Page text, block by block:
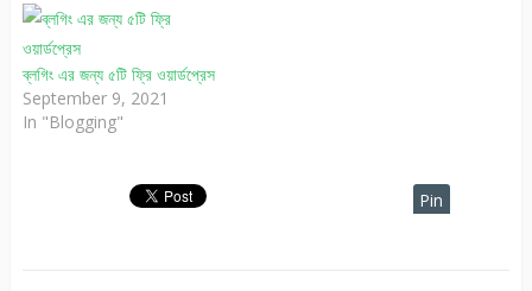
ব্লগিং এর জন্য ৫টি ফ্রি ওয়ার্ডপ্রেস
September 9, 2021
In "Blogging"
Pin